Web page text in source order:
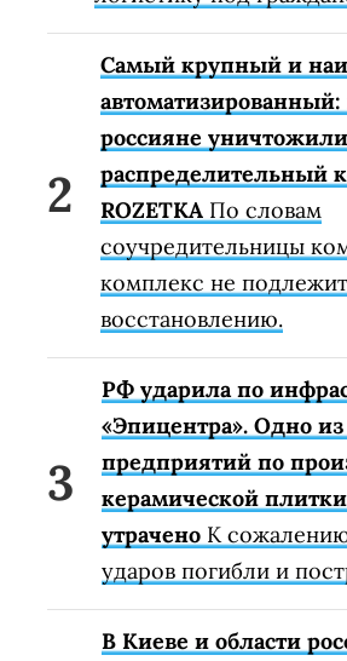
Самый крупный и
автоматизированный:
россияне
распределительный
ROZETKA По словам
соучредительницы
комплекс не подлежит
восстановлению.
РФ ударила по
«Эпицентра». Одно
предприятий по
керамической
утрачено К
ударов погибли и
В Киеве и области